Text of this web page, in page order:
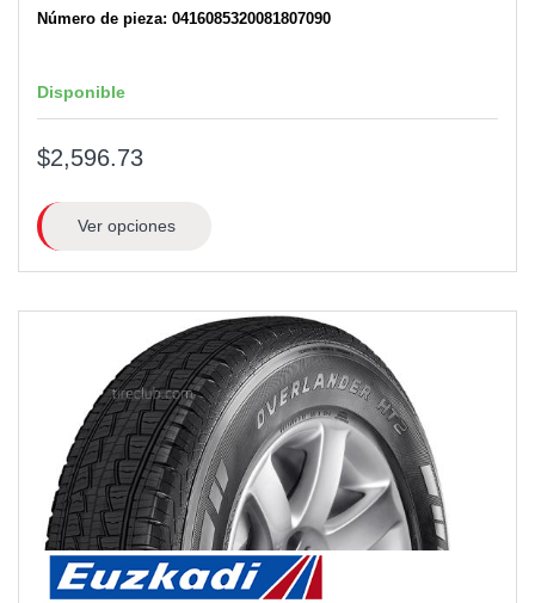
Número de pieza: 0416085320081807090
Disponible
$2,596.73
Ver opciones